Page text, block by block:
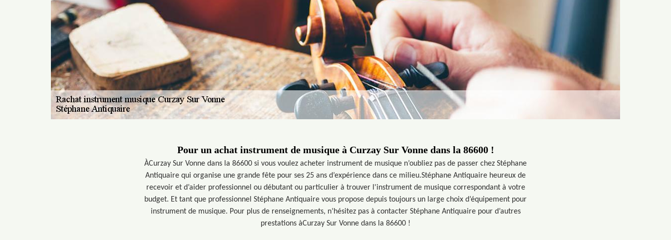
Pour un achat instrument de musique à Curzay Sur Vonne dans la 86600 !
ÀCurzay Sur Vonne dans la 86600 si vous voulez acheter instrument de musique n’oubliez pas de passer chez Stéphane
Antiquaire qui organise une grande fête pour ses 25 ans d’expérience dans ce milieu.Stéphane Antiquaire heureux de
recevoir et d’aider professionnel ou débutant ou particulier à trouver l'instrument de musique correspondant à votre
budget. Et tant que professionnel Stéphane Antiquaire vous propose depuis toujours un large choix d’équipement pour
instrument de musique. Pour plus de renseignements, n’hésitez pas à contacter Stéphane Antiquaire pour d’autres
prestations àCurzay Sur Vonne dans la 86600 !